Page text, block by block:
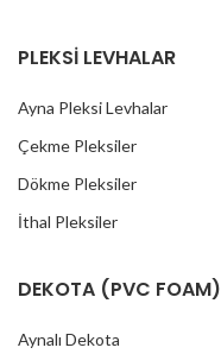
PLEKSİ LEVHALAR
Ayna Pleksi Levhalar
Çekme Pleksiler
Dökme Pleksiler
İthal Pleksiler
DEKOTA (PVC FOAM)
Aynalı Dekota